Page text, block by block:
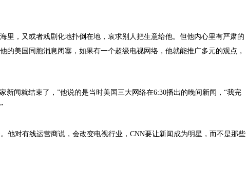
里，又或者戏剧化地扑倒在地，哀求别人把生意给他。但他内心里有严肃的
的美国同胞消息闭塞，如果有一个超级电视网络，他就能推广多元的观点，
新闻就结束了，”他说的是当时美国三大网络在6:30播出的晚间新闻，“我完
他对有线运营商说，会改变电视行业，CNN要让新闻成为明星，而不是那些